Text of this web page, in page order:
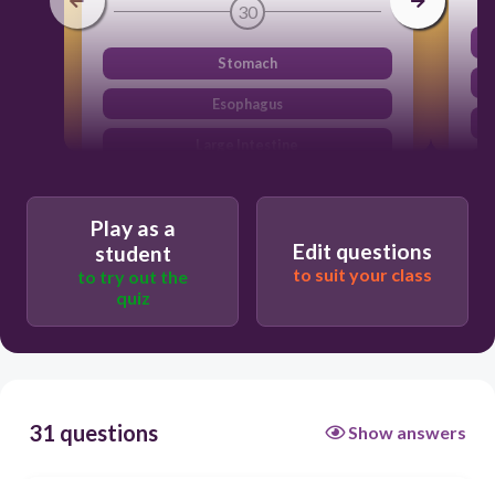
30
Stomach
Esophagus
Play as a
student
to try out the
quiz
Edit questions
to suit your class
31 questions Show answers